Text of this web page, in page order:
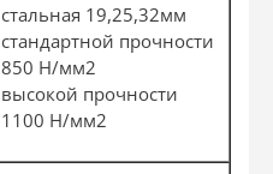
стальная 19,25,32мм
стандартной прочности
850 Н/мм2
высокой прочности
1100 Н/мм2